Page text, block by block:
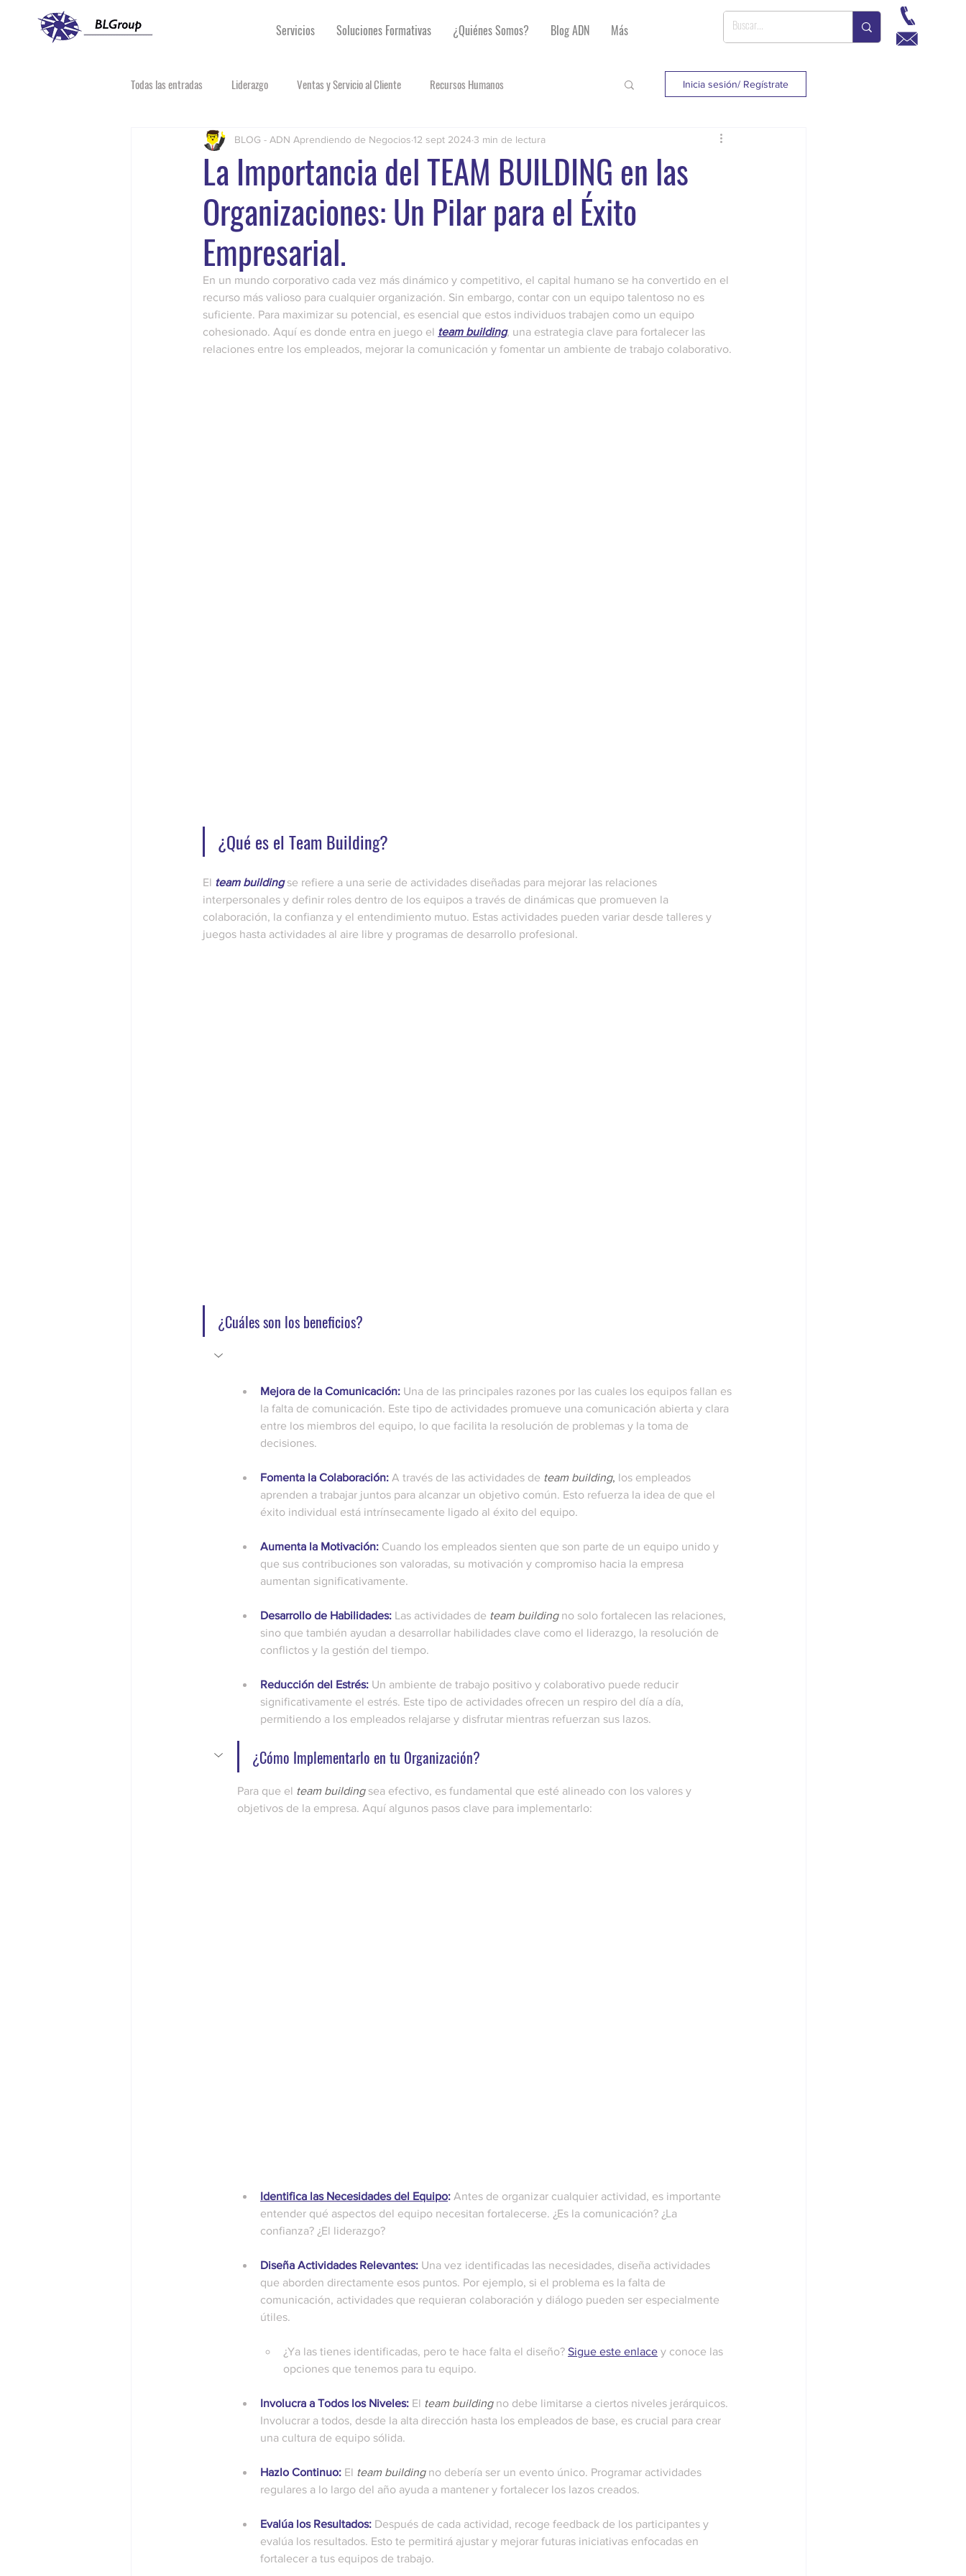
Servicios Soluciones Formativas ¿Quiénes Somos? Blog ADN Más
Todas las entradas Liderazgo Ventas y Servicio al Cliente Recursos Humanos Inicia sesión/ Regístrate
La Importancia del TEAM BUILDING en las
Organizaciones: Un Pilar para el Éxito
Empresarial.
BLOG - ADN Aprendiendo de Negocios 12 sept 2024 3 min de lectura
En un mundo corporativo cada vez más dinámico y competitivo, el capital humano se ha convertido en el
recurso más valioso para cualquier organización. Sin embargo, contar con un equipo talentoso no es
suficiente. Para maximizar su potencial, es esencial que estos individuos trabajen como un equipo
cohesionado. Aquí es donde entra en juego el team building, una estrategia clave para fortalecer las
relaciones entre los empleados, mejorar la comunicación y fomentar un ambiente de trabajo colaborativo.
¿Qué es el Team Building?
El team building se refiere a una serie de actividades diseñadas para mejorar las relaciones
interpersonales y definir roles dentro de los equipos a través de dinámicas que promueven la
colaboración, la confianza y el entendimiento mutuo. Estas actividades pueden variar desde talleres y
juegos hasta actividades al aire libre y programas de desarrollo profesional.
¿Cuáles son los beneficios?
Mejora de la Comunicación: Una de las principales razones por las cuales los equipos fallan es
la falta de comunicación. Este tipo de actividades promueve una comunicación abierta y clara
entre los miembros del equipo, lo que facilita la resolución de problemas y la toma de
decisiones.
Fomenta la Colaboración: A través de las actividades de team building, los empleados
aprenden a trabajar juntos para alcanzar un objetivo común. Esto refuerza la idea de que el
éxito individual está intrínsecamente ligado al éxito del equipo.
Aumenta la Motivación: Cuando los empleados sienten que son parte de un equipo unido y
que sus contribuciones son valoradas, su motivación y compromiso hacia la empresa
aumentan significativamente.
Desarrollo de Habilidades: Las actividades de team building no solo fortalecen las relaciones,
sino que también ayudan a desarrollar habilidades clave como el liderazgo, la resolución de
conflictos y la gestión del tiempo.
Reducción del Estrés: Un ambiente de trabajo positivo y colaborativo puede reducir
significativamente el estrés. Este tipo de actividades ofrecen un respiro del día a día,
permitiendo a los empleados relajarse y disfrutar mientras refuerzan sus lazos.
¿Cómo Implementarlo en tu Organización?
Para que el team building sea efectivo, es fundamental que esté alineado con los valores y
objetivos de la empresa. Aquí algunos pasos clave para implementarlo:
Identifica las Necesidades del Equipo: Antes de organizar cualquier actividad, es importante
entender qué aspectos del equipo necesitan fortalecerse. ¿Es la comunicación? ¿La
confianza? ¿El liderazgo?
Diseña Actividades Relevantes: Una vez identificadas las necesidades, diseña actividades
que aborden directamente esos puntos. Por ejemplo, si el problema es la falta de
comunicación, actividades que requieran colaboración y diálogo pueden ser especialmente
útiles.
¿Ya las tienes identificadas, pero te hace falta el diseño? Sigue este enlace y conoce las
opciones que tenemos para tu equipo.
Involucra a Todos los Niveles: El team building no debe limitarse a ciertos niveles jerárquicos.
Involucrar a todos, desde la alta dirección hasta los empleados de base, es crucial para crear
una cultura de equipo sólida.
Hazlo Continuo: El team building no debería ser un evento único. Programar actividades
regulares a lo largo del año ayuda a mantener y fortalecer los lazos creados.
Evalúa los Resultados: Después de cada actividad, recoge feedback de los participantes y
evalúa los resultados. Esto te permitirá ajustar y mejorar futuras iniciativas enfocadas en
fortalecer a tus equipos de trabajo.